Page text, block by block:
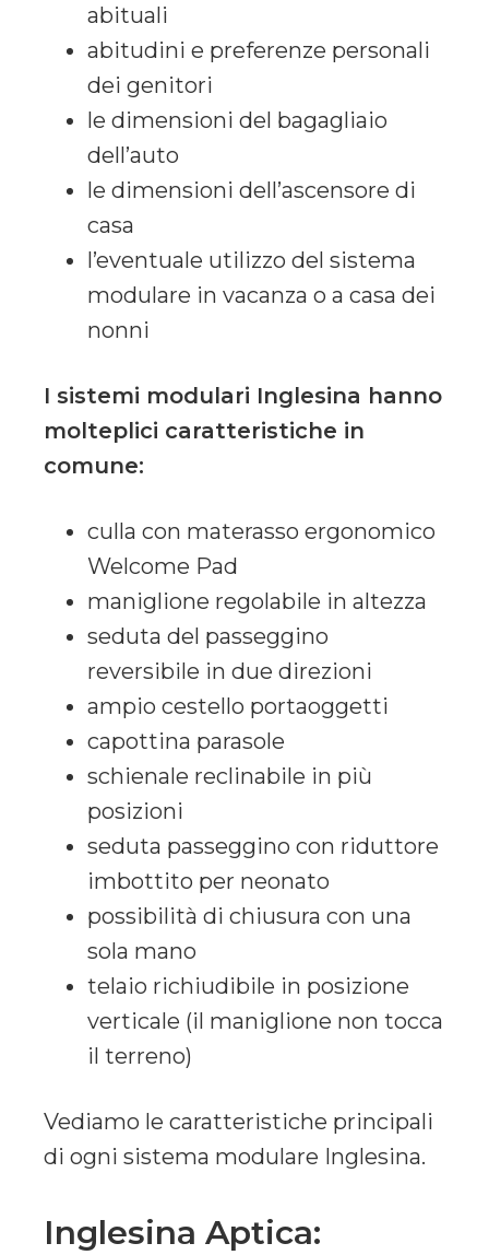
abituali
abitudini e preferenze personali
dei genitori
le dimensioni del bagagliaio
dell’auto
le dimensioni dell’ascensore di
casa
l’eventuale utilizzo del sistema
modulare in vacanza o a casa dei
nonni
I sistemi modulari Inglesina hanno
molteplici caratteristiche in
comune:
culla con materasso ergonomico
Welcome Pad
maniglione regolabile in altezza
seduta del passeggino
reversibile in due direzioni
ampio cestello portaoggetti
capottina parasole
schienale reclinabile in più
posizioni
seduta passeggino con riduttore
imbottito per neonato
possibilità di chiusura con una
sola mano
telaio richiudibile in posizione
verticale (il maniglione non tocca
il terreno)
Vediamo le caratteristiche principali
di ogni sistema modulare Inglesina.
Inglesina Aptica: